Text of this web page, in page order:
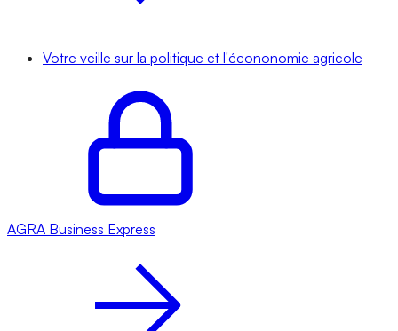
Votre veille sur la politique et l'écononomie agricole
AGRA Business Express